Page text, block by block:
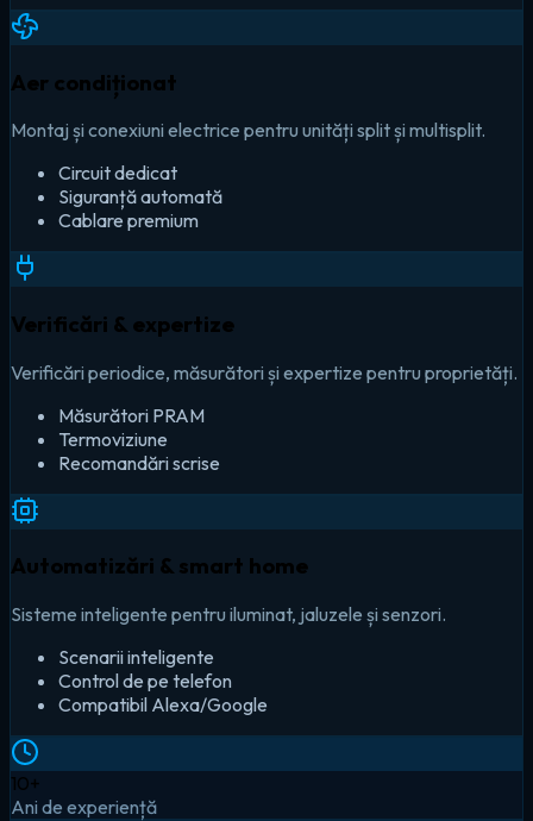
Aer condiționat
Montaj și conexiuni electrice pentru unități split și multisplit.
Circuit dedicat
Siguranță automată
Cablare premium
Verificări & expertize
Verificări periodice, măsurători și expertize pentru proprietăți.
Măsurători PRAM
Termoviziune
Recomandări scrise
Automatizări & smart home
Sisteme inteligente pentru iluminat, jaluzele și senzori.
Scenarii inteligente
Control de pe telefon
Compatibil Alexa/Google
10+
Ani de experiență